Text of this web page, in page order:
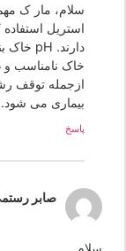
سلام، مار ک مهم
استریل استفاده
خاک نامناسب و غیر
ازجمله توقف رشد،
بیماری می شود.
صابر رستمی